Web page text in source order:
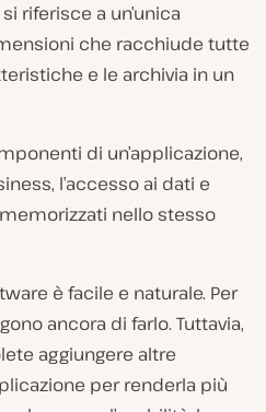
riferisce a un’unica
che racchiude tutte
e le archivia in un
di un’applicazione,
l’accesso ai dati e
nello stesso
è facile e naturale. Per
ancora di farlo. Tuttavia,
aggiungere altre
per renderla più